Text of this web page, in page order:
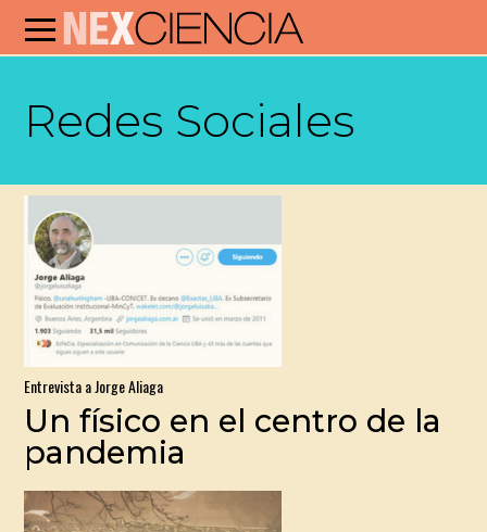
Redes Sociales
Entrevista a Jorge Aliaga
Un físico en el centro de la
pandemia